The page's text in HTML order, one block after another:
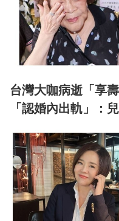
台灣大咖病逝「享
「認婚內出軌」：